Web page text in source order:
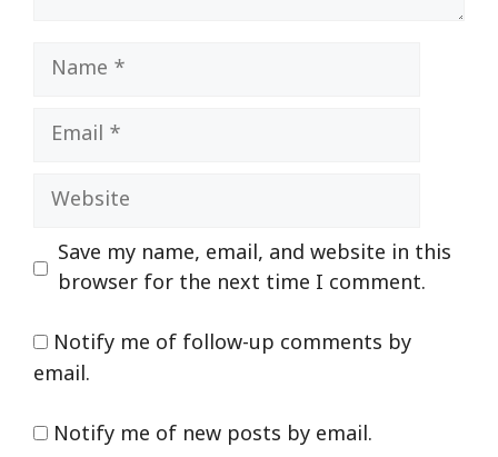
Name
Email
Website
Save my name, email, and website in this
browser for the next time I comment.
Notify me of follow-up comments by
email.
Notify me of new posts by email.